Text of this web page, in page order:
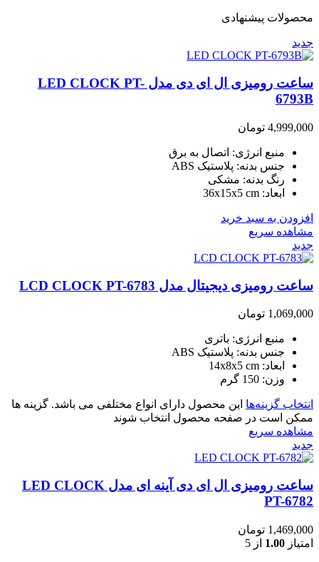
محصولات پیشنهادی
جدید
ساعت رومیزی ال ای دی مدل LED CLOCK PT-
6793B
4,999,000 تومان
منبع انرژی: اتصال به برق
جنس بدنه: پلاستیک ABS
رنگ بدنه: مشکی
ابعاد: 36x15x5 cm
افزودن به سبد خرید
مشاهده سریع
جدید
ساعت رومیزی دیجیتال مدل LCD CLOCK PT-6783
1,069,000 تومان
منبع انرژی: باتری
جنس بدنه: پلاستیک ABS
ابعاد: 14x8x5 cm
وزن: 150 گرم
انتخاب گزینه‌ها این محصول دارای انواع مختلفی می باشد. گزینه ها
ممکن است در صفحه محصول انتخاب شوند
مشاهده سریع
جدید
ساعت رومیزی ال ای دی آینه ای مدل LED CLOCK
PT-6782
1,469,000 تومان
امتیاز 1.00 از 5